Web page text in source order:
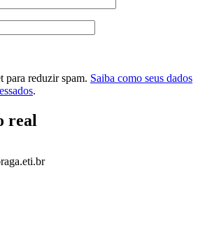
para reduzir spam. Saiba como seus dados
.
real